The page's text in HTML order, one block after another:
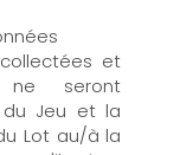
et
ne seront
Jeu et la
Lot au/à la